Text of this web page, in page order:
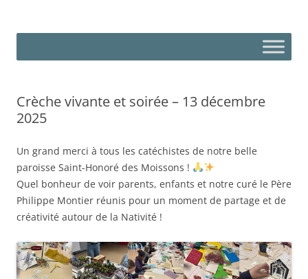
Crèche vivante et soirée – 13 décembre
2025
Un grand merci à tous les catéchistes de notre belle
paroisse Saint-Honoré des Moissons !
Quel bonheur de voir parents, enfants et notre curé le Père
Philippe Montier réunis pour un moment de partage et de
créativité autour de la Nativité !